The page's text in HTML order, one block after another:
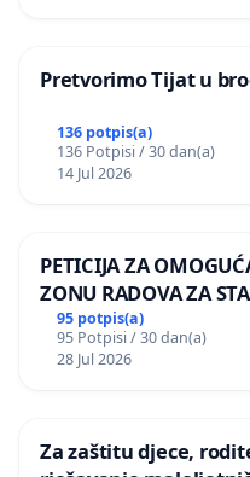
Pretvorimo Tijat u
136 potpis(a)
136 Potpisi / 30 dan(a)
14 Jul 2026
PETICIJA ZA
ZONU RADOVA ZA
Kamensko i Lemić Brdo
95 potpis(a)
95 Potpisi / 30 dan(a)
28 Jul 2026
Za zaštitu djece,